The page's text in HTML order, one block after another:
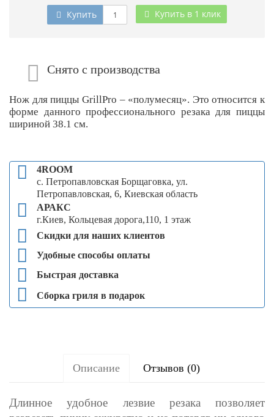
Купить Купить в 1 клик
Снято с производства
Нож для пиццы GrillPro – «полумесяц». Это относится к
форме данного профессионального резака для пиццы
шириной 38.1 см.
4ROOM
с. Петропавловская Борщаговка, ул.
Петропавловская, 6, Киевская область
АРАКС
г.Киев, Кольцевая дорога,110, 1 этаж
Скидки для наших клиентов
Удобные способы оплаты
Быстрая доставка
Сборка гриля в подарок
Описание Отзывов (0)
Длинное удобное лезвие резака позволяет